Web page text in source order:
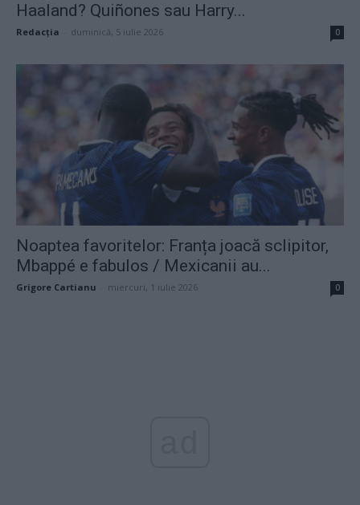
Haaland? Quiñones sau Harry...
Redacţia duminică, 5 iulie 2026 0
Noaptea favoritelor: Franța joacă sclipitor,
Mbappé e fabulos / Mexicanii au...
Grigore Cartianu miercuri, 1 iulie 2026 0